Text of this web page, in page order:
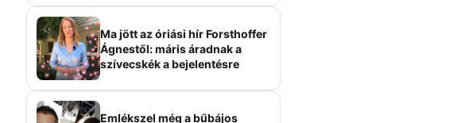
Ma jött az óriási hír Forsthoffer
Ágnestől: máris áradnak a
szívecskék a bejelentésre
Emlékszel még a bűbájos